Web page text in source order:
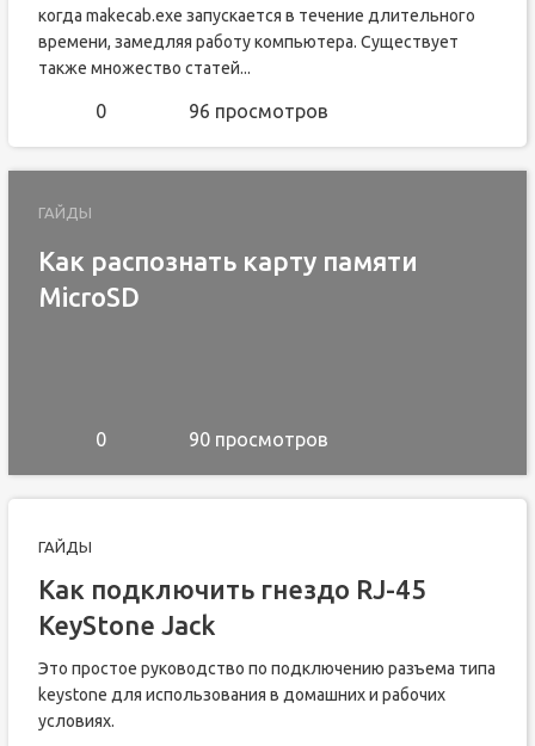
когда makecab.exe запускается в течение длительного
времени, замедляя работу компьютера. Существует
также множество статей...
0 96 просмотров
ГАЙДЫ
Как распознать карту памяти
MicroSD
0 90 просмотров
ГАЙДЫ
Как подключить гнездо RJ-45
KeyStone Jack
Это простое руководство по подключению разъема типа
keystone для использования в домашних и рабочих
условиях.